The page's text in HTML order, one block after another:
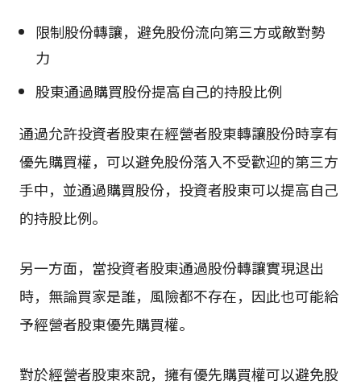
限制股份轉讓，避免股份流向第三方或敵對勢
力
股東通過購買股份提高自己的持股比例
通過允許投資者股東在經營者股東轉讓股份時享有
優先購買權，可以避免股份落入不受歡迎的第三方
手中，並通過購買股份，投資者股東可以提高自己
的持股比例。
另一方面，當投資者股東通過股份轉讓實現退出
時，無論買家是誰，風險都不存在，因此也可能給
予經營者股東優先購買權。
對於經營者股東來說，擁有優先購買權可以避免股